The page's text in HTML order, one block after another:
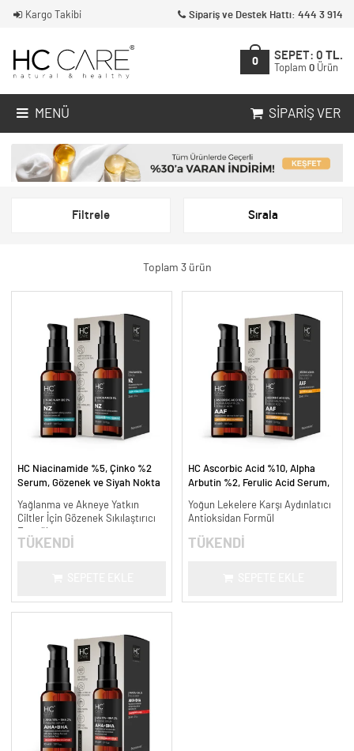
Kargo Takibi Sipariş ve Destek Hattı: 444 3 914
0
SEPET: 0 TL.
Toplam 0 Ürün
MENÜ SIPARIŞ VER
Filtrele Sırala
Toplam 3 ürün
HC Niacinamide %5, Çinko %2
Serum, Gözenek ve Siyah Nokta
30 ml.
Yağlanma ve Akneye Yatkın
Ciltler İçin Gözenek Sıkılaştırıcı
Formül
TÜKENDİ
HC Ascorbic Acid %10, Alpha
Arbutin %2, Ferulic Acid Serum,
ml.
Yoğun Lekelere Karşı Aydınlatıcı
Antioksidan Formül
TÜKENDİ